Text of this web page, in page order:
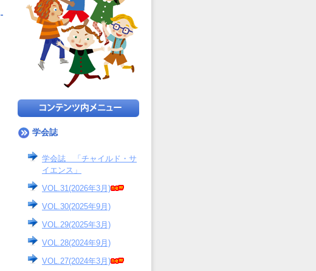
学会誌
学会誌 「チャイルド・サ
イエンス」
VOL.31(2026年3月)
VOL.30(2025年9月)
VOL.29(2025年3月)
VOL.28(2024年9月)
VOL.27(2024年3月)